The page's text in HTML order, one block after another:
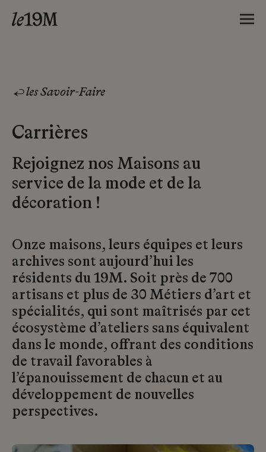
les Savoir-Faire
Carrières
Rejoignez nos Maisons au
service de la mode et de la
décoration !
Onze maisons, leurs équipes et leurs
archives sont aujourd’hui les
résidents du 19M. Soit près de 700
artisans et plus de 30 Métiers d’art et
spécialités, qui sont maîtrisés par cet
écosystème d’ateliers sans équivalent
dans le monde, offrant des conditions
de travail favorables à
l’épanouissement de chacun et au
développement de nouvelles
perspectives.